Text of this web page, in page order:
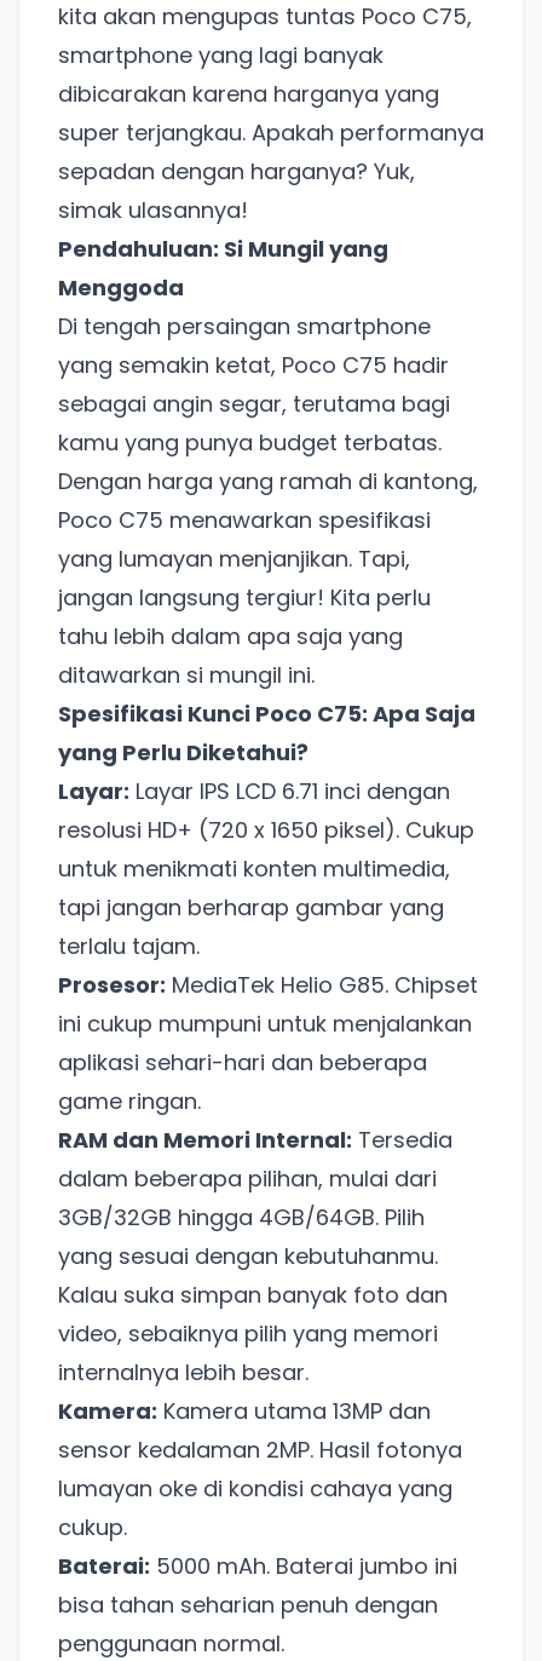
kita akan mengupas tuntas Poco C75,
smartphone yang lagi banyak
dibicarakan karena harganya yang
super terjangkau. Apakah performanya
sepadan dengan harganya? Yuk,
simak ulasannya!
Pendahuluan: Si Mungil yang
Menggoda
Di tengah persaingan smartphone
yang semakin ketat, Poco C75 hadir
sebagai angin segar, terutama bagi
kamu yang punya budget terbatas.
Dengan harga yang ramah di kantong,
Poco C75 menawarkan spesifikasi
yang lumayan menjanjikan. Tapi,
jangan langsung tergiur! Kita perlu
tahu lebih dalam apa saja yang
ditawarkan si mungil ini.
Spesifikasi Kunci Poco C75: Apa Saja
yang Perlu Diketahui?
Layar: Layar IPS LCD 6.71 inci dengan
resolusi HD+ (720 x 1650 piksel). Cukup
untuk menikmati konten multimedia,
tapi jangan berharap gambar yang
terlalu tajam.
Prosesor: MediaTek Helio G85. Chipset
ini cukup mumpuni untuk menjalankan
aplikasi sehari-hari dan beberapa
game ringan.
RAM dan Memori Internal: Tersedia
dalam beberapa pilihan, mulai dari
3GB/32GB hingga 4GB/64GB. Pilih
yang sesuai dengan kebutuhanmu.
Kalau suka simpan banyak foto dan
video, sebaiknya pilih yang memori
internalnya lebih besar.
Kamera: Kamera utama 13MP dan
sensor kedalaman 2MP. Hasil fotonya
lumayan oke di kondisi cahaya yang
cukup.
Baterai: 5000 mAh. Baterai jumbo ini
bisa tahan seharian penuh dengan
penggunaan normal.